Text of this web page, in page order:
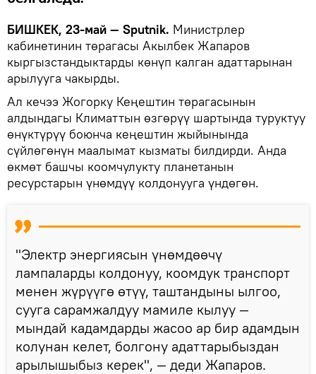
БИШКЕК, 23-май — Sputnik. Министрлер
кабинетинин төрагасы Акылбек Жапаров
кыргызстандыктарды көнүп калган адаттарынан
арылууга чакырды.
Ал кечээ Жогорку Кеңештин төрагасынын
алдындагы Климаттын өзгөрүү шартында туруктуу
өнүктүрүү боюнча кеңештин жыйынында
сүйлөгөнүн маалымат кызматы билдирди. Анда
өкмөт башчы коомчулукту планетанын
ресурстарын үнөмдүү колдонууга үндөгөн.
"Электр энергиясын үнөмдөөчү
лампаларды колдонуу, коомдук транспорт
менен жүрүүгө өтүү, таштандыны ылгоо,
сууга сарамжалдуу мамиле кылуу —
мындай кадамдарды жасоо ар бир адамдын
колунан келет, болгону адаттарыбыздан
арылышыбыз керек", — деди Жапаров.